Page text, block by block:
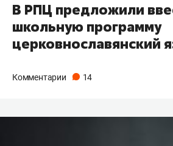
В РПЦ предложили
школьную программу
церковнославянский
Комментарии 14